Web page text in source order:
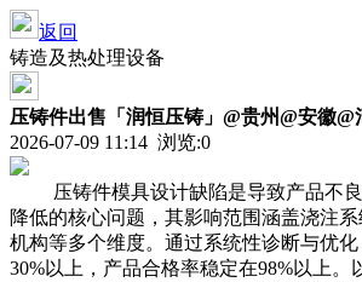
返回
铸造及热处理设备
压铸件出售「润恒压铸」@贵州@安徽@
2026-07-09 11:14 浏览:0
压铸件模具设计缺陷是导致产品不
降低的核心问题，其影响范围涵盖浇注
机构等多个维度。通过系统性诊断与优
30%以上，产品合格率稳定在98%以上。